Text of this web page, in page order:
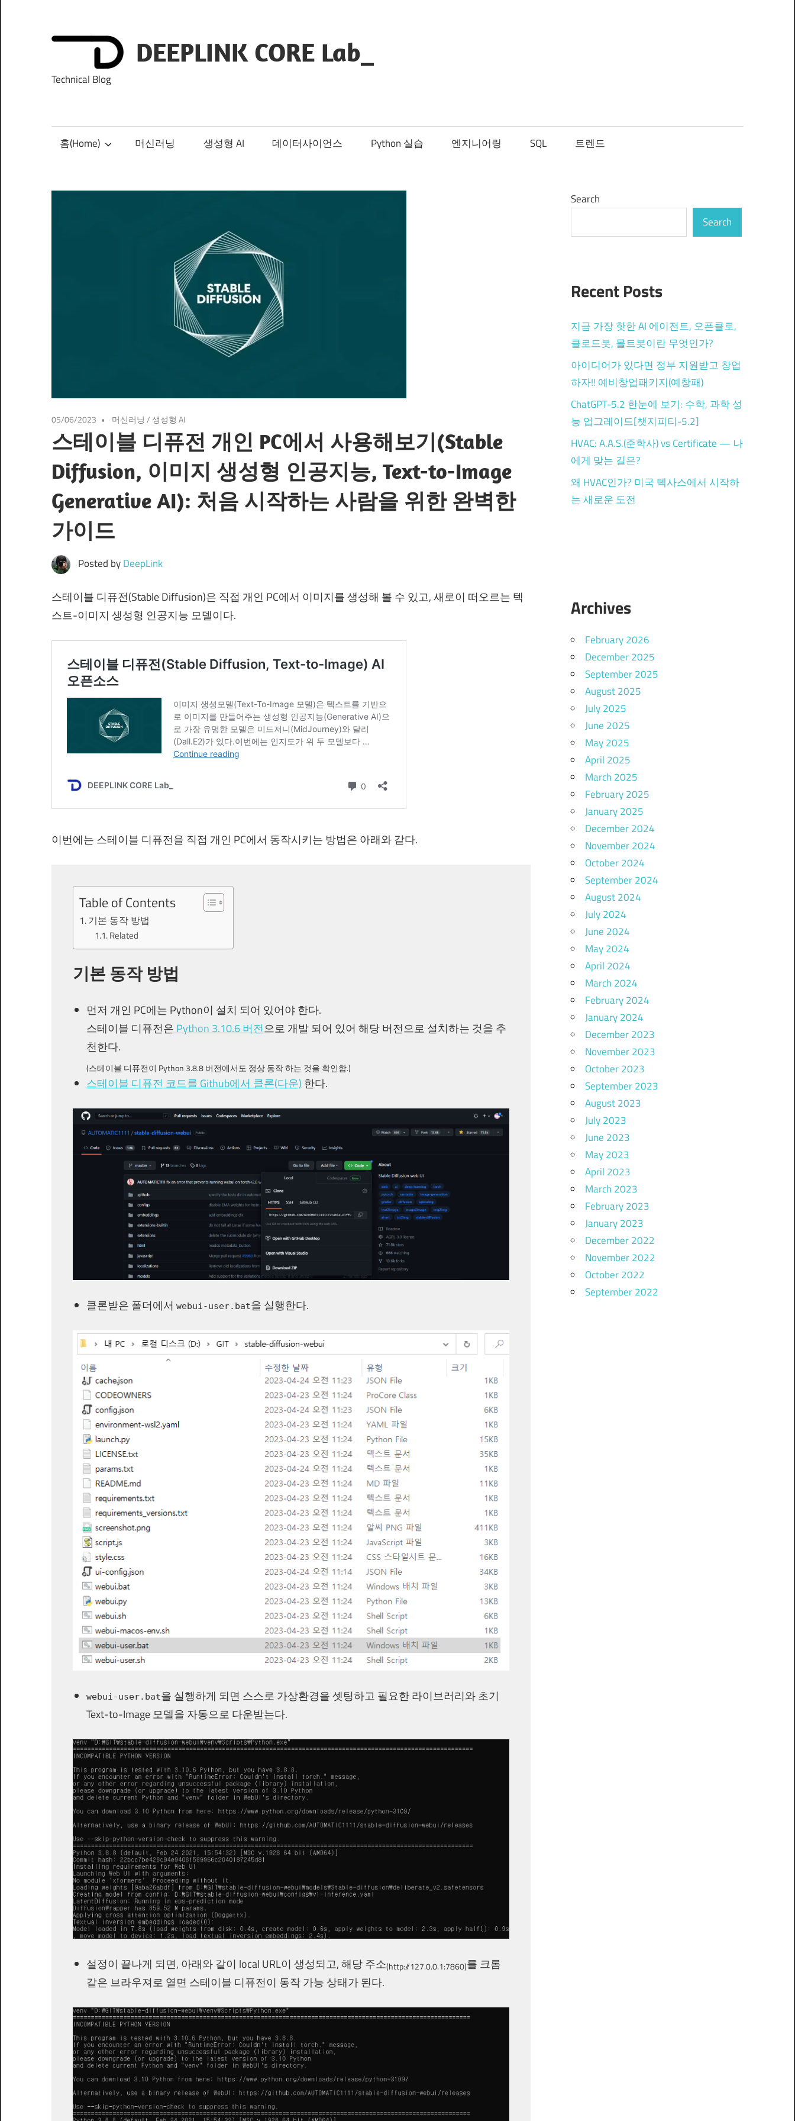
content
DEEPLINK CORE Lab_
Technical Blog
홈(Home) 머신러닝 생성형 AI 데이터사이언스 Python 실습 엔지니어링 SQL 트렌드
05/06/2023 머신러닝 /생성형 AI
스테이블 디퓨전 개인 PC에서 사용해보기(Stable
Diffusion, 이미지 생성형 인공지능, Text-to-Image
Generative AI): 처음 시작하는 사람을 위한 완벽한
가이드
Posted byDeepLink
스테이블 디퓨전(Stable Diffusion)은 직접 개인 PC에서 이미지를 생성해 볼 수 있고, 새로이 떠오르는 텍
스트-이미지 생성형 인공지능 모델이다.
이번에는 스테이블 디퓨전을 직접 개인 PC에서 동작시키는 방법은 아래와 같다.
Table of Contents
기본 동작 방법
Related
기본 동작 방법
먼저 개인 PC에는 Python이 설치 되어 있어야 한다.
스테이블 디퓨전은 Python 3.10.6 버전으로 개발 되어 있어 해당 버전으로 설치하는 것을 추
천한다.
(스테이블 디퓨전이 Python 3.8.8 버전에서도 정상 동작 하는 것을 확인함.)
스테이블 디퓨전 코드를 Github에서 클론(다운) 한다.
클론받은 폴더에서 webui-user.bat을 실행한다.
webui-user.bat을 실행하게 되면 스스로 가상환경을 셋팅하고 필요한 라이브러리와 초기
Text-to-Image 모델을 자동으로 다운받는다.
설정이 끝나게 되면, 아래와 같이 local URL이 생성되고, 해당 주소(http://127.0.0.1:7860)를 크롬
같은 브라우져로 열면 스테이블 디퓨전이 동작 가능 상태가 된다.
Search
Search
Recent Posts
지금 가장 핫한 AI 에이전트, 오픈클로,
클로드봇, 몰트봇이란 무엇인가?
아이디어가 있다면 정부 지원받고 창업
하자!! 예비창업패키지(예창패)
ChatGPT-5.2 한눈에 보기: 수학, 과학 성
능 업그레이드[챗지피티-5.2]
HVAC: A.A.S.(준학사) vs Certificate — 나
에게 맞는 길은?
왜 HVAC인가? 미국 텍사스에서 시작하
는 새로운 도전
Archives
February 2026
December 2025
September 2025
August 2025
July 2025
June 2025
May 2025
April 2025
March 2025
February 2025
January 2025
December 2024
November 2024
October 2024
September 2024
August 2024
July 2024
June 2024
May 2024
April 2024
March 2024
February 2024
January 2024
December 2023
November 2023
October 2023
September 2023
August 2023
July 2023
June 2023
May 2023
April 2023
March 2023
February 2023
January 2023
December 2022
November 2022
October 2022
September 2022